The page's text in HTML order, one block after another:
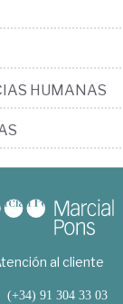
HUMANAS
al cliente
(+34) 91 304 33 03